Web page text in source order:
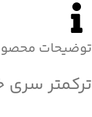
توضیحات
ترکمتر سری